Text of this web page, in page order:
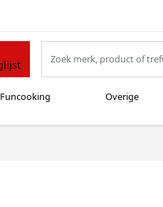
Funcooking Overige